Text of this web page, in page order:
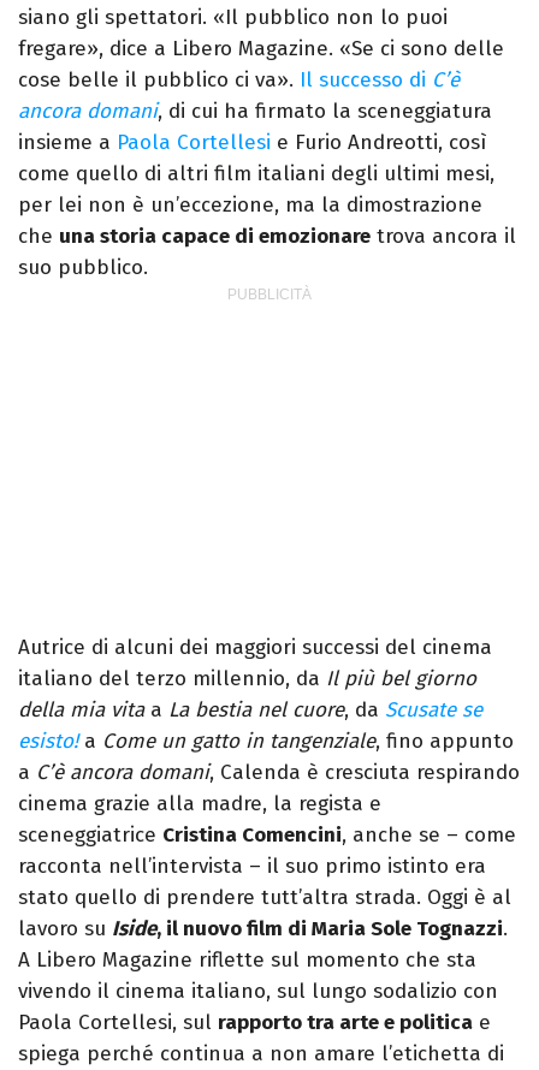
siano gli spettatori. «Il pubblico non lo puoi
fregare», dice a Libero Magazine. «Se ci sono delle
cose belle il pubblico ci va». Il successo di C’è
ancora domani, di cui ha firmato la sceneggiatura
insieme a Paola Cortellesi e Furio Andreotti, così
come quello di altri film italiani degli ultimi mesi,
per lei non è un’eccezione, ma la dimostrazione
che una storia capace di emozionare trova ancora il
suo pubblico.
Autrice di alcuni dei maggiori successi del cinema
italiano del terzo millennio, da Il più bel giorno
della mia vitaa La bestia nel cuore, da Scusate se
esisto!a Come un gatto in tangenziale, fino appunto
a C’è ancora domani, Calenda è cresciuta respirando
cinema grazie alla madre, la regista e
sceneggiatrice Cristina Comencini, anche se – come
racconta nell’intervista – il suo primo istinto era
stato quello di prendere tutt’altra strada. Oggi è al
lavoro su Iside, il nuovo film di Maria Sole Tognazzi.
A Libero Magazine riflette sul momento che sta
vivendo il cinema italiano, sul lungo sodalizio con
Paola Cortellesi, sul rapporto tra arte e politica e
spiega perché continua a non amare l’etichetta di